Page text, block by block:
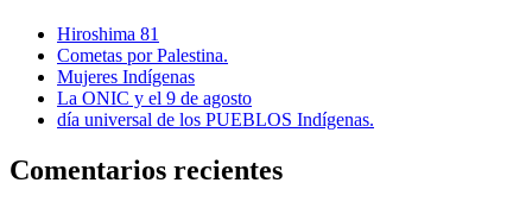
Hiroshima 81
Cometas por Palestina.
Mujeres Indígenas
La ONIC y el 9 de agosto
día universal de los PUEBLOS Indígenas.
Comentarios recientes